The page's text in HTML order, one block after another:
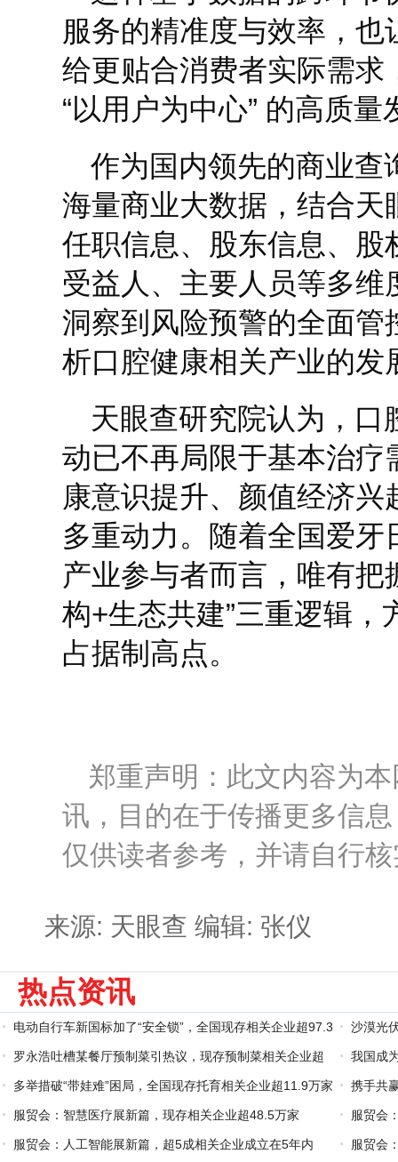
服务的精准度与效率，
给更贴合消费者实际需求
“以用户为中心” 的高质
作为国内领先的商业查
海量商业大数据，结合天
任职信息、股东信息、股
受益人、主要人员等多维
洞察到风险预警的全面管
析口腔健康相关产业的发
天眼查研究院认为，口
动已不再局限于基本治疗
康意识提升、颜值经济
多重动力。随着全国爱牙
产业参与者而言，唯有把
构+生态共建”三重逻辑，
占据制高点。
郑重声明：此文内容为
讯，目的在于传播更多信
仅供读者参考，并请自行
来源: 天眼查 编辑: 张仪
热点资讯
电动自行车新国标加了“安全锁”，全国现存相关企业超97.3
万家
沙漠光
家
罗永浩吐槽某餐厅预制菜引热议，现存预制菜相关企业超
7.4万家
我国成
234万家
多举措破“带娃难”困局，全国现存托育相关企业超11.9万家 携手共
康卫生
服贸会：智慧医疗展新篇，现存相关企业超48.5万家 服贸会
服贸会：人工智能展新篇，超5成相关企业成立在5年内 服贸会